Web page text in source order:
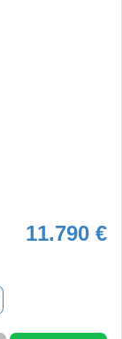
11.790 €